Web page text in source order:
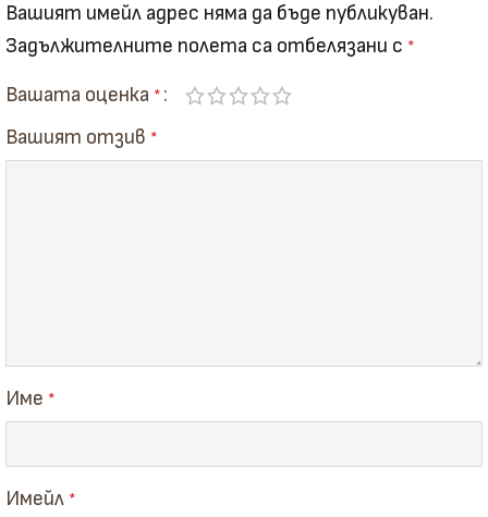
Вашият имейл адрес няма да бъде публикуван.
Задължителните полета са отбелязани с *
Вашата оценка *
Вашият отзив *
Име *
Имейл *